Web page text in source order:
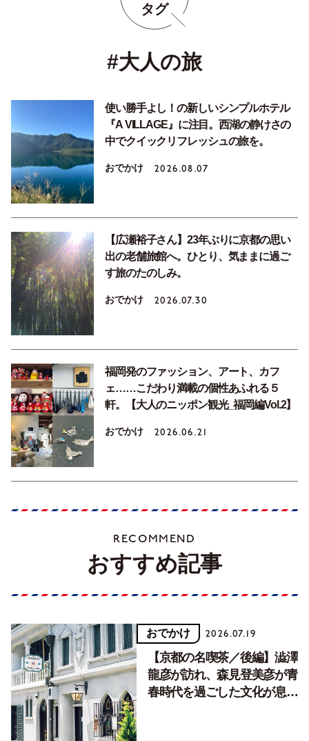
タグ
#大人の旅
使い勝手よし！の新しいシンプルホテル
『A VILLAGE』に注目。西湖の静けさの
中でクイックリフレッシュの旅を。
おでかけ 2026.08.07
【広瀬裕子さん】23年ぶりに京都の思い
出の老舗旅館へ。ひとり、気ままに過ご
す旅のたのしみ。
おでかけ 2026.07.30
福岡発のファッション、アート、カフ
ェ……こだわり満載の個性あふれる５
軒。【大人のニッポン観光_福岡編Vol.2】
おでかけ 2026.06.21
RECOMMEND
おすすめ記事
おでかけ 2026.07.19
【京都の名喫茶／後編】澁澤
龍彦が訪れ、森見登美彦が青
春時代を過ごした文化が息づ